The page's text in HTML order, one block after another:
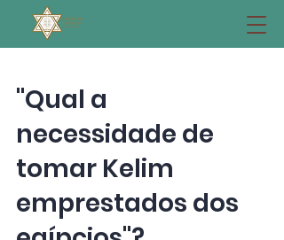
"Qual a
necessidade de
tomar Kelim
emprestados dos